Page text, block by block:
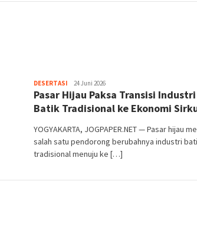
DESERTASI Heri
Purwata
24 Juni 2026
Pasar Hijau Paksa Transisi Industri
Batik Tradisional ke Ekonomi
YOGYAKARTA, JOGPAPER.NET — Pasar hijau
salah satu pendorong berubahnya industri
tradisional menuju ke […]